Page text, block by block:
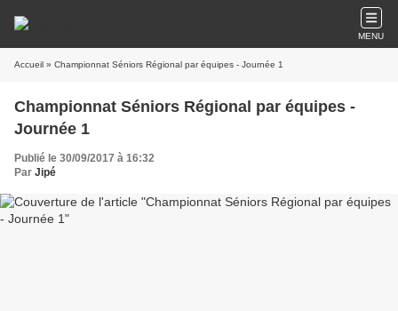
MENU
Accueil » Championnat Séniors Régional par équipes - Journée 1
Championnat Séniors Régional par équipes -
Journée 1
Publié le 30/09/2017 à 16:32
Par Jipé